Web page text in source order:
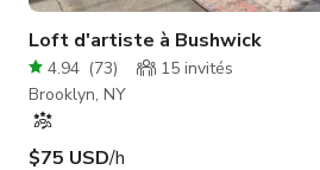
Loft d'artiste à Bushwick
4.94 (73) 15 invités
Brooklyn, NY
$75 USD/h